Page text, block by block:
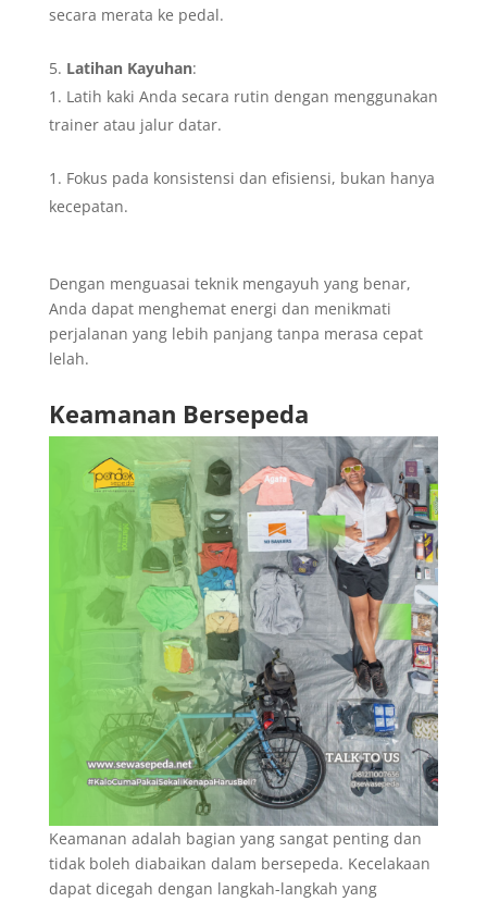
secara merata ke pedal.
Latihan Kayuhan:
Latih kaki Anda secara rutin dengan menggunakan
trainer atau jalur datar.
Fokus pada konsistensi dan efisiensi, bukan hanya
kecepatan.
Dengan menguasai teknik mengayuh yang benar,
Anda dapat menghemat energi dan menikmati
perjalanan yang lebih panjang tanpa merasa cepat
lelah.
Keamanan Bersepeda
Keamanan adalah bagian yang sangat penting dan
tidak boleh diabaikan dalam bersepeda. Kecelakaan
dapat dicegah dengan langkah-langkah yang